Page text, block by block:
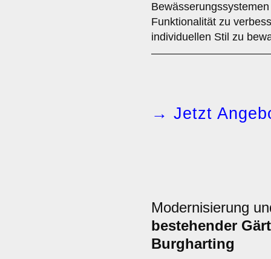
Funktionalität zu
individuellen Stil zu
→ Jetzt
Modernisierung
bestehender
Burgharting